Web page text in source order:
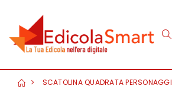
SCATOLINA QUADRATA PERSONAGGI